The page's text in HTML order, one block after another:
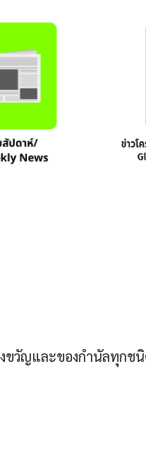
ขวัญและของกำนัลทุกช